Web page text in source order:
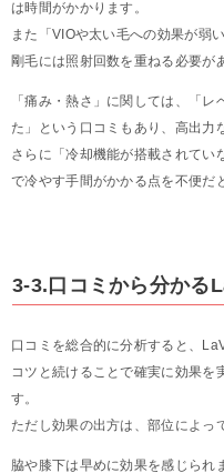
は時間がかかります。
また「VIOや太い毛への効果が弱
剛毛には照射回数を重ねる必要が
「痛み・熱さ」に関しては、「
た」という口コミもあり、高出力
さらに「冷却機能が搭載されてい
で冷やす手間がかかる点を不便だ
3-3.口コミから分かる
口コミを総合的に分析すると、
コツと続けることで確実に効果を
す。
ただし効果の出方は、部位によっ
脇や膝下は早めに効果を感じられ